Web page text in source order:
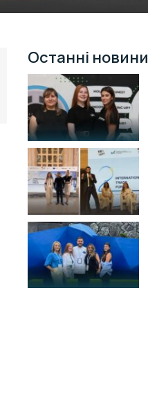
Останні новини